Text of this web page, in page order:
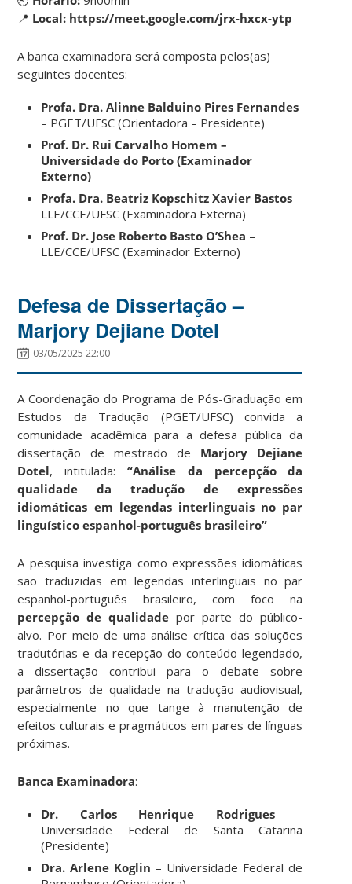
📍 Local: https://meet.google.com/jrx-hxcx-ytp
A banca examinadora será composta pelos(as)
seguintes docentes:
Profa. Dra. Alinne Balduino Pires Fernandes
– PGET/UFSC (Orientadora – Presidente)
Prof. Dr. Rui Carvalho Homem –
Universidade do Porto (Examinador
Externo)
Profa. Dra. Beatriz Kopschitz Xavier Bastos –
LLE/CCE/UFSC (Examinadora Externa)
Prof. Dr. Jose Roberto Basto O’Shea –
LLE/CCE/UFSC (Examinador Externo)
Defesa de Dissertação –
Marjory Dejiane Dotel
03/05/2025 22:00
A Coordenação do Programa de Pós-Graduação em
Estudos da Tradução (PGET/UFSC) convida a
comunidade acadêmica para a defesa pública da
dissertação de mestrado de Marjory Dejiane
Dotel, intitulada: “Análise da percepção da
qualidade da tradução de expressões
idiomáticas em legendas interlinguais no par
linguístico espanhol-português brasileiro”
A pesquisa investiga como expressões idiomáticas
são traduzidas em legendas interlinguais no par
espanhol-português brasileiro, com foco na
percepção de qualidade por parte do público-
alvo. Por meio de uma análise crítica das soluções
tradutórias e da recepção do conteúdo legendado,
a dissertação contribui para o debate sobre
parâmetros de qualidade na tradução audiovisual,
especialmente no que tange à manutenção de
efeitos culturais e pragmáticos em pares de línguas
próximas.
Banca Examinadora:
Dr. Carlos Henrique Rodrigues–
Universidade Federal de Santa Catarina
(Presidente)
Dra. Arlene Koglin – Universidade Federal de